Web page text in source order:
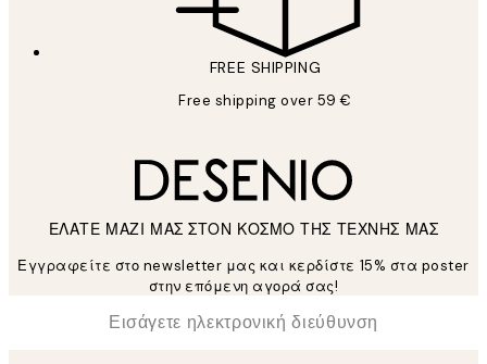
FREE SHIPPING
Free shipping over 59 €
ΕΛΑΤΕ ΜΑΖΙ ΜΑΣ ΣΤΟΝ ΚΟΣΜΟ ΤΗΣ ΤΕΧΝΗΣ ΜΑΣ
Εγγραφείτε στο newsletter μας και κερδίστε 15% στα poster
στην επόμενη αγορά σας!
Ηλεκτρονική Διεύθυνση